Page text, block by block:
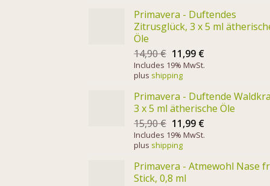
Primavera - Duftendes
Zitrusglück, 3 x 5 ml
Öle
14,90€ 11,99 €
Includes 19% MwSt.
plus shipping
Primavera - Duftende
3 x 5 ml ätherische Öle
15,90€ 11,99 €
Includes 19% MwSt.
plus shipping
Primavera - Atmewohl Nase
Stick, 0,8 ml